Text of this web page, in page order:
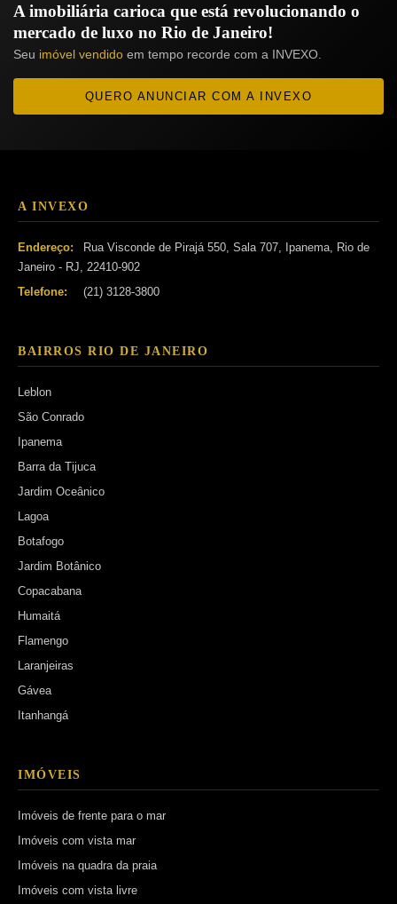
A imobiliária carioca que está revolucionando o
mercado de luxo no Rio de Janeiro!
Seu imóvel vendido em tempo recorde com a INVEXO.
QUERO ANUNCIAR COM A INVEXO
A INVEXO
Endereço:
Rua Visconde de Pirajá 550, Sala 707, Ipanema, Rio de
Janeiro - RJ, 22410-902
Telefone:
(21) 3128-3800
BAIRROS RIO DE JANEIRO
Leblon
São Conrado
Ipanema
Barra da Tijuca
Jardim Oceânico
Lagoa
Botafogo
Jardim Botânico
Copacabana
Humaitá
Flamengo
Laranjeiras
Gávea
Itanhangá
IMÓVEIS
Imóveis de frente para o mar
Imóveis com vista mar
Imóveis na quadra da praia
Imóveis com vista livre